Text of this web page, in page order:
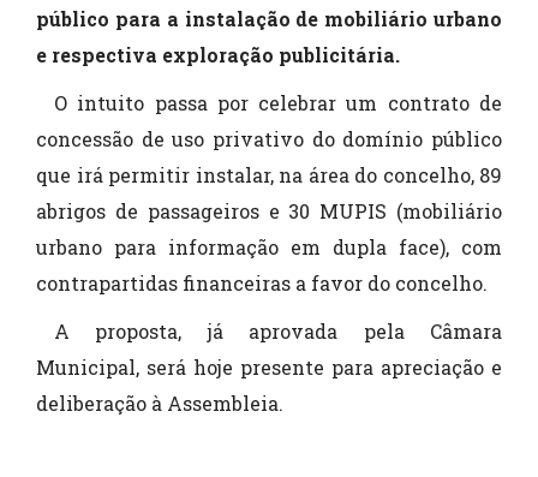
público para a instalação de mobiliário urbano
e respectiva exploração publicitária.
O intuito passa por celebrar um contrato de
concessão de uso privativo do domínio público
que irá permitir instalar, na área do concelho, 89
abrigos de passageiros e 30 MUPIS (mobiliário
urbano para informação em dupla face), com
contrapartidas financeiras a favor do concelho.
A proposta, já aprovada pela Câmara
Municipal, será hoje presente para apreciação e
deliberação à Assembleia.